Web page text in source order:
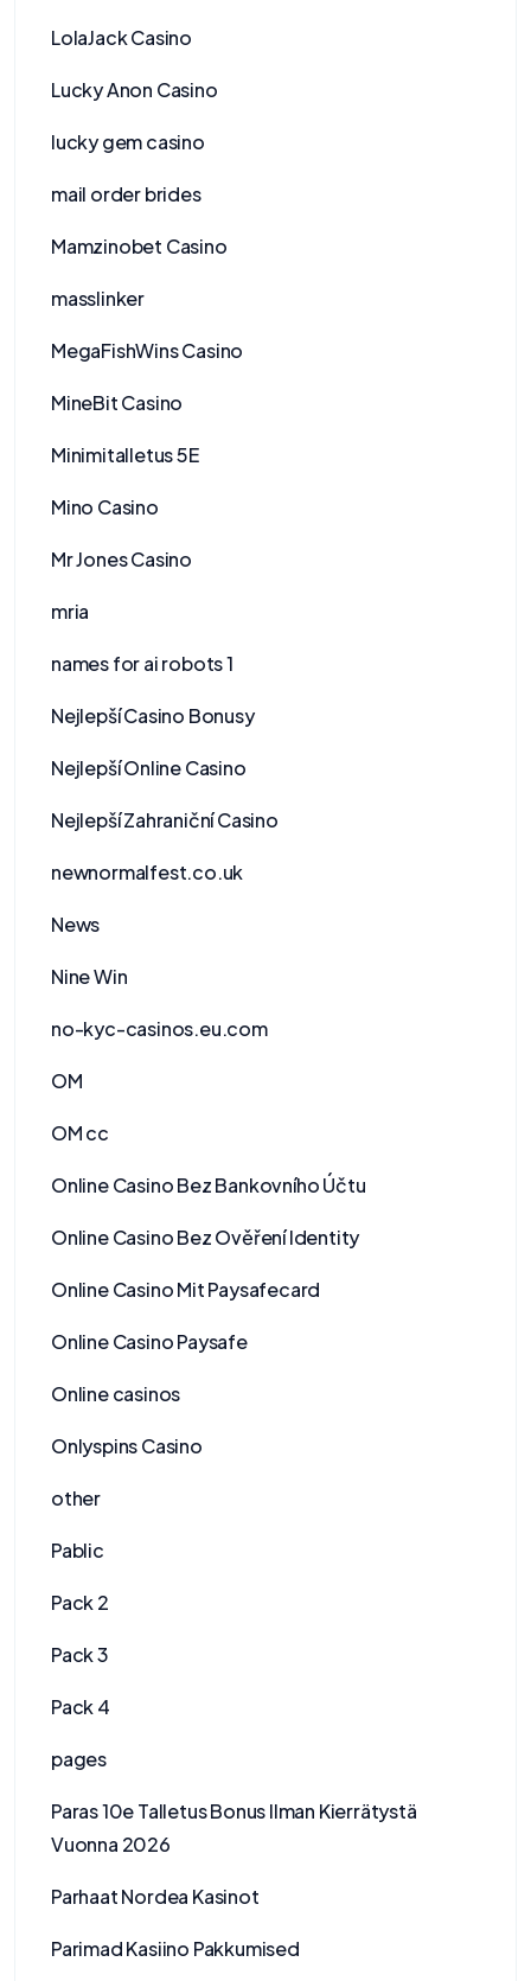
LolaJack Casino
Lucky Anon Casino
lucky gem casino
mail order brides
Mamzinobet Casino
masslinker
MegaFishWins Casino
MineBit Casino
Minimitalletus 5E
Mino Casino
Mr Jones Casino
mria
names for ai robots 1
Nejlepší Casino Bonusy
Nejlepší Online Casino
Nejlepší Zahraniční Casino
newnormalfest.co.uk
News
Nine Win
no-kyc-casinos.eu.com
OM
OM cc
Online Casino Bez Bankovního Účtu
Online Casino Bez Ověření Identity
Online Casino Mit Paysafecard
Online Casino Paysafe
Online casinos
Onlyspins Casino
other
Pablic
Pack 2
Pack 3
Pack 4
pages
Paras 10e Talletus Bonus Ilman Kierrätystä
Vuonna 2026
Parhaat Nordea Kasinot
Parimad Kasiino Pakkumised